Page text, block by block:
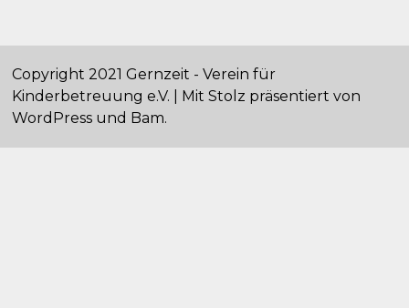
Copyright 2021 Gernzeit - Verein für
Kinderbetreuung e.V. | Mit Stolz präsentiert von
WordPress und Bam.